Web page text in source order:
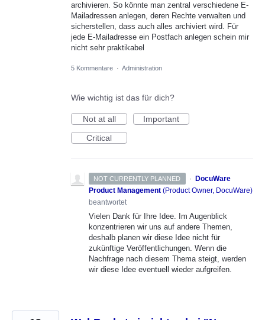
archivieren. So könnte man zentral verschiedene E-
Mailadressen anlegen, deren Rechte verwalten und
sicherstellen, dass auch alles archiviert wird. Für
jede E-Mailadresse ein Postfach anlegen schein mir
nicht sehr praktikabel
5 Kommentare · Administration
Wie wichtig ist das für dich?
Not at all
Important
Critical
NOT CURRENTLY PLANNED ·
DocuWare
Product Management (Product Owner, DocuWare)
beantwortet
Vielen Dank für Ihre Idee. Im Augenblick
konzentrieren wir uns auf andere Themen,
deshalb planen wir diese Idee nicht für
zukünftige Veröffentlichungen. Wenn die
Nachfrage nach diesem Thema steigt, werden
wir diese Idee eventuell wieder aufgreifen.